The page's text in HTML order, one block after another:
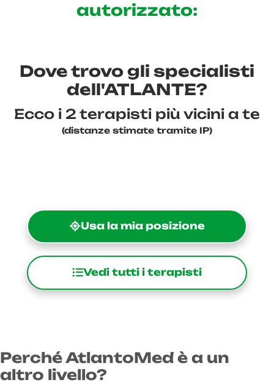
autorizzato:
Dove trovo gli specialisti
dell'ATLANTE?
Ecco i 2 terapisti più vicini a te
(distanze stimate tramite IP)
Usa la mia posizione
Vedi tutti i terapisti
Perché AtlantoMed è a un
altro livello?